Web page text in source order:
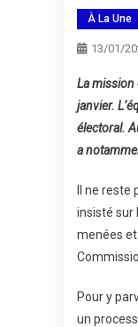
À La Une
13/01/
La mission
janvier.
électoral.
a
Il ne
insisté sur
menées et
Pour y
un